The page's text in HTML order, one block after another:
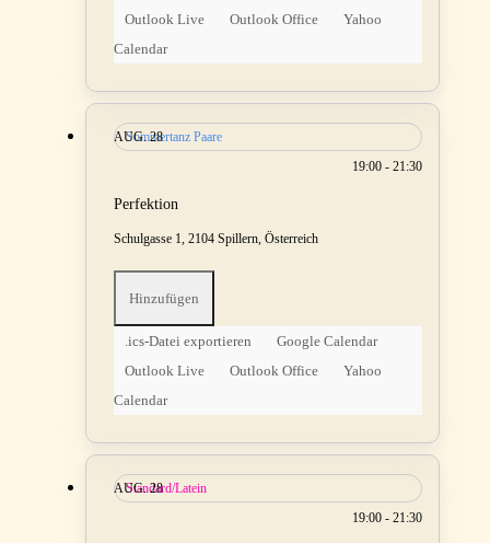
Outlook Live
Outlook Office
Yahoo
Calendar
Sommertanz Paare
AUG.28
19:00 - 21:30
Perfektion
Schulgasse 1, 2104 Spillern, Österreich
Hinzufügen
.ics-Datei exportieren
Google Calendar
Outlook Live
Outlook Office
Yahoo
Calendar
Standard/Latein
AUG.28
19:00 - 21:30